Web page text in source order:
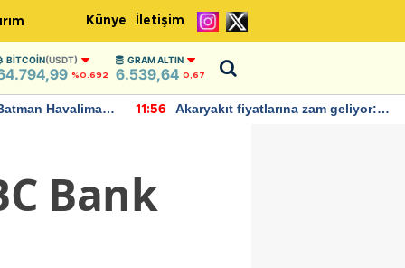
Künye İletişim
BITCOIN(USDT)
%0.692
GRAM ALTIN
6.539,64 0,67
Havalimanı
11:56
Akaryakıt fiyatlarına zam geliyor:
Bank